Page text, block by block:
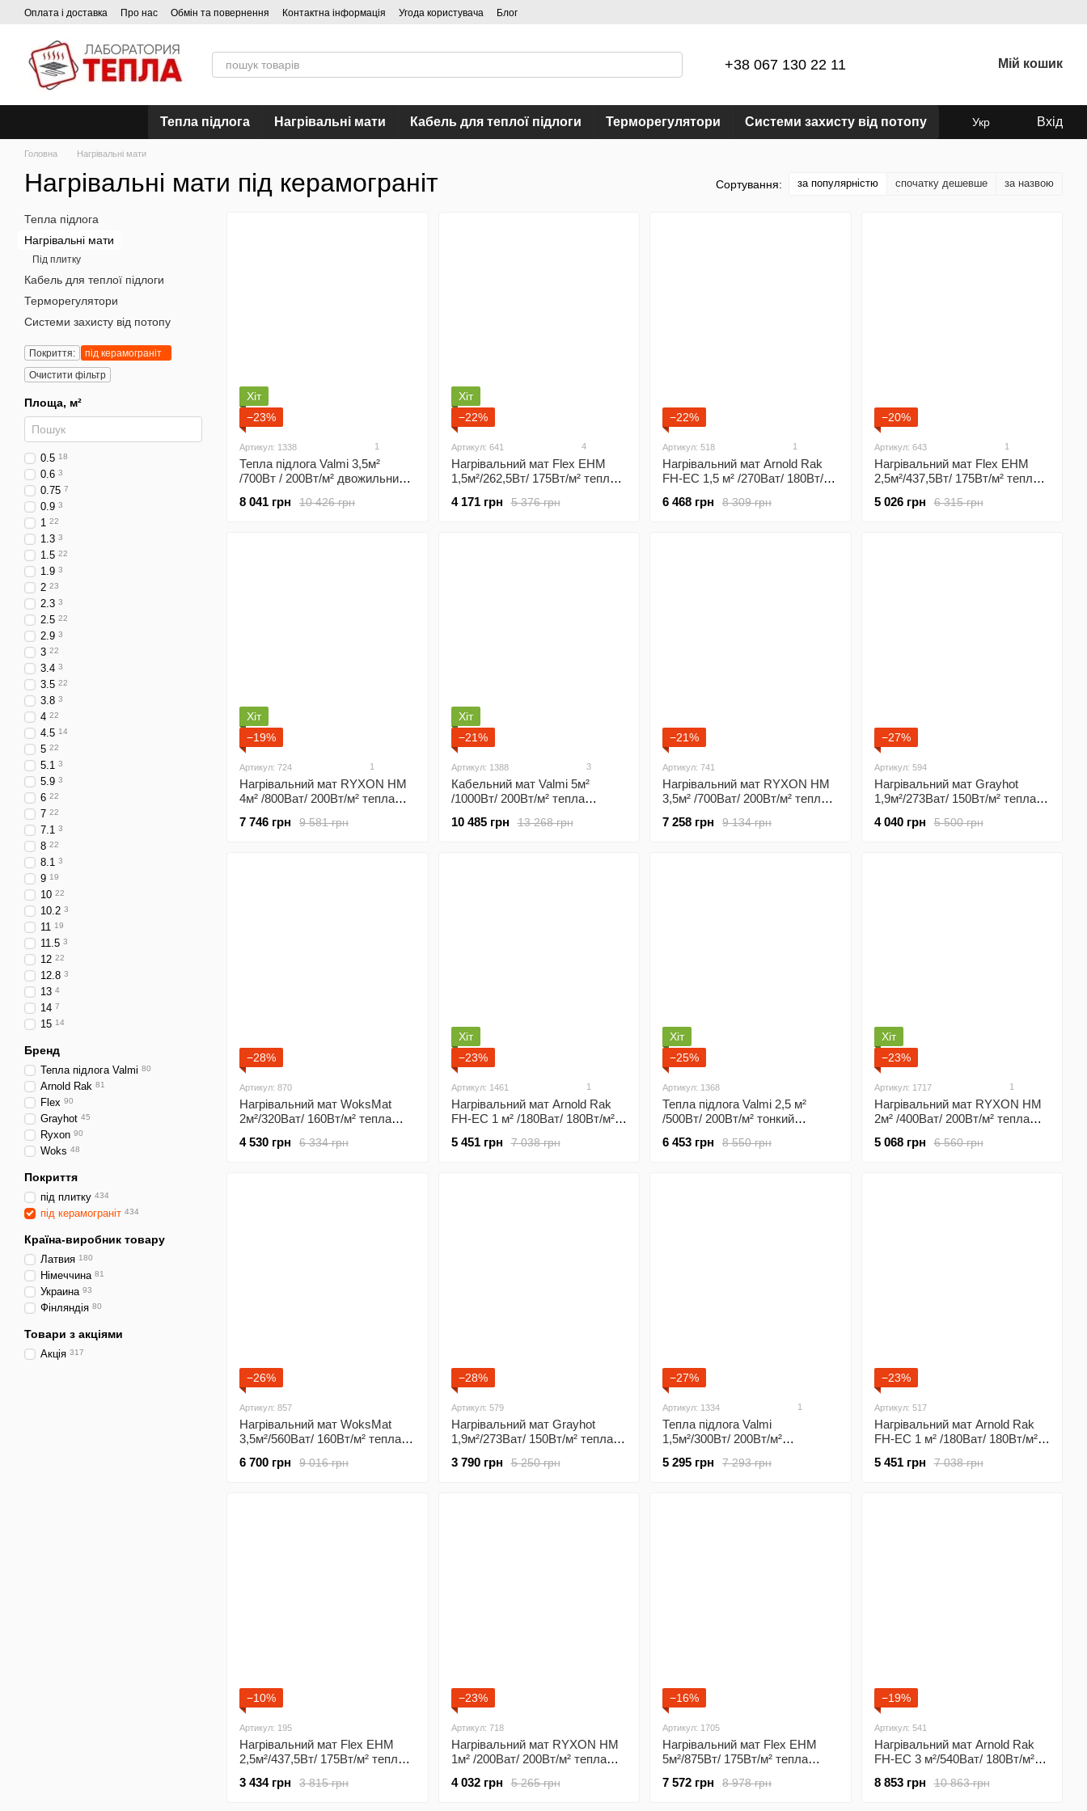
Перейти до основного контенту
Оплата і доставка Про нас Обмін та повернення Контактна інформація Угода користувача Блог
+38 067 130 22 11 Мій кошик
Тепла підлога Нагрівальні мати Кабель для теплої підлоги Терморегулятори Системи захисту від потопу Укр Вхід
Головна Нагрівальні мати
Нагрівальні мати під керамограніт Сортування: за популярністю спочатку дешевше за назвою
Хіт
−23%
Артикул: 1338 1
Тепла підлога Valmi 3,5м²
/700Вт / 200Вт/м² двожильний
програмованим10 426 грн
8 041 грн
Хіт
−22%
Артикул: 641 4
Нагрівальний мат Flex EHM
1,5м²/262,5Вт/ 175Вт/м² тепла
програмованим5 376 грн
4 171 грн
−22%
Артикул: 518 1
Нагрівальний мат Arnold Rak
FH-EC 1,5 м² /270Ват/ 180Вт/м²
програмованим8 309 грн
6 468 грн
−20%
Артикул: 643 1
Нагрівальний мат Flex EHM
2,5м²/437,5Вт/ 175Вт/м² тепла
програмованим6 315 грн
5 026 грн
Хіт
−19%
Артикул: 724 1
Нагрівальний мат RYXON HM
4м² /800Ват/ 200Вт/м² тепла
програмованим9 581 грн
7 746 грн
Хіт
−21%
Артикул: 1388 3
Кабельний мат Valmi 5м²
/1000Вт/ 200Вт/м² тепла
з програмованим13 268 грн
10 485 грн
−21%
Артикул: 741
Нагрівальний мат RYXON HM
3,5м² /700Ват/ 200Вт/м² тепла
програмованим9 134 грн
7 258 грн
−27%
Артикул: 594
Нагрівальний мат Grayhot
1,9м²/273Ват/ 150Вт/м² тепла
програмованим5 500 грн
4 040 грн
−28%
Артикул: 870
Нагрівальний мат WoksMat
2м²/320Ват/ 160Вт/м² тепла
програмованим6 334 грн
4 530 грн
Хіт
−23%
Артикул: 1461 1
Нагрівальний мат Arnold Rak
FH-EC 1 м² /180Ват/ 180Вт/м²
сенсорним програмованим
7 038 грн
5 451 грн
Хіт
−25%
Артикул: 1368
Тепла підлога Valmi 2,5 м²
/500Вт/ 200Вт/м² тонкий
плитку з сенсорним
8 550 грн
6 453 грн
Хіт
−23%
Артикул: 1717 1
Нагрівальний мат RYXON HM
2м² /400Ват/ 200Вт/м² тепла
програмованим6 560 грн
5 068 грн
−26%
Артикул: 857
Нагрівальний мат WoksMat
3,5м²/560Ват/ 160Вт/м² тепла
програмованим9 016 грн
6 700 грн
−28%
Артикул: 579
Нагрівальний мат Grayhot
1,9м²/273Ват/ 150Вт/м² тепла
програмованим5 250 грн
3 790 грн
−27%
Артикул: 1334 1
Тепла підлога Valmi
1,5м²/300Вт/ 200Вт/м²
під плитку з програмованим
7 293 грн
5 295 грн
−23%
Артикул: 517
Нагрівальний мат Arnold Rak
FH-EC 1 м² /180Ват/ 180Вт/м²
програмованим7 038 грн
5 451 грн
−10%
Артикул: 195
Нагрівальний мат Flex EHM
2,5м²/437,5Вт/ 175Вт/м² тепла
3 815 грн
3 434 грн
−23%
Артикул: 718
Нагрівальний мат RYXON HM
1м² /200Ват/ 200Вт/м² тепла
програмованим5 265 грн
4 032 грн
−16%
Артикул: 1705
Нагрівальний мат Flex EHM
5м²/875Вт/ 175Вт/м² тепла
програмованим8 978 грн
7 572 грн
−19%
Артикул: 541
Нагрівальний мат Arnold Rak
FH-EC 3 м²/540Ват/ 180Вт/м²
програмованим10 863 грн
8 853 грн
Тепла підлога
Нагрівальні мати
Під плитку
Кабель для теплої підлоги
Терморегулятори
Системи захисту від потопу
Покриття:
під керамограніт
Очистити фільтр
Площа, м²
0.5 18
0.6 3
0.75 7
0.9 3
1 22
1.3 3
1.5 22
1.9 3
2 23
2.3 3
2.5 22
2.9 3
3 22
3.4 3
3.5 22
3.8 3
4 22
4.5 14
5 22
5.1 3
5.9 3
6 22
7 22
7.1 3
8 22
8.1 3
9 19
10 22
10.2 3
11 19
11.5 3
12 22
12.8 3
13 4
14 7
15 14
Бренд
Тепла підлога Valmi 80
Arnold Rak 81
Flex 90
Grayhot 45
Ryxon 90
Woks 48
Покриття
під плитку 434
під керамограніт 434
Країна-виробник товару
Латвия 180
Німеччина 81
Украина 93
Фінляндія 80
Товари з акціями
Акція 317